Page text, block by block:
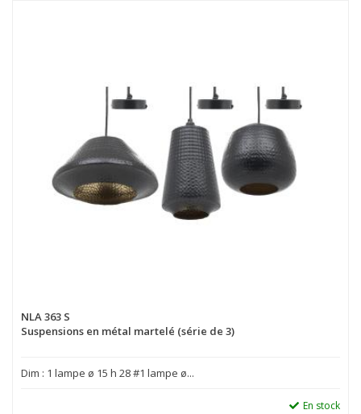
NLA 363 S
Suspensions en métal martelé (série de 3)
Dim : 1 lampe ø 15 h 28 #1 lampe ø...
En stock